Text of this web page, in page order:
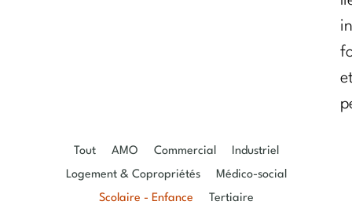
Tout AMO Commercial
Industriel
Logement & Copropriétés
Médico-social
Scolaire - Enfance
Tertiaire